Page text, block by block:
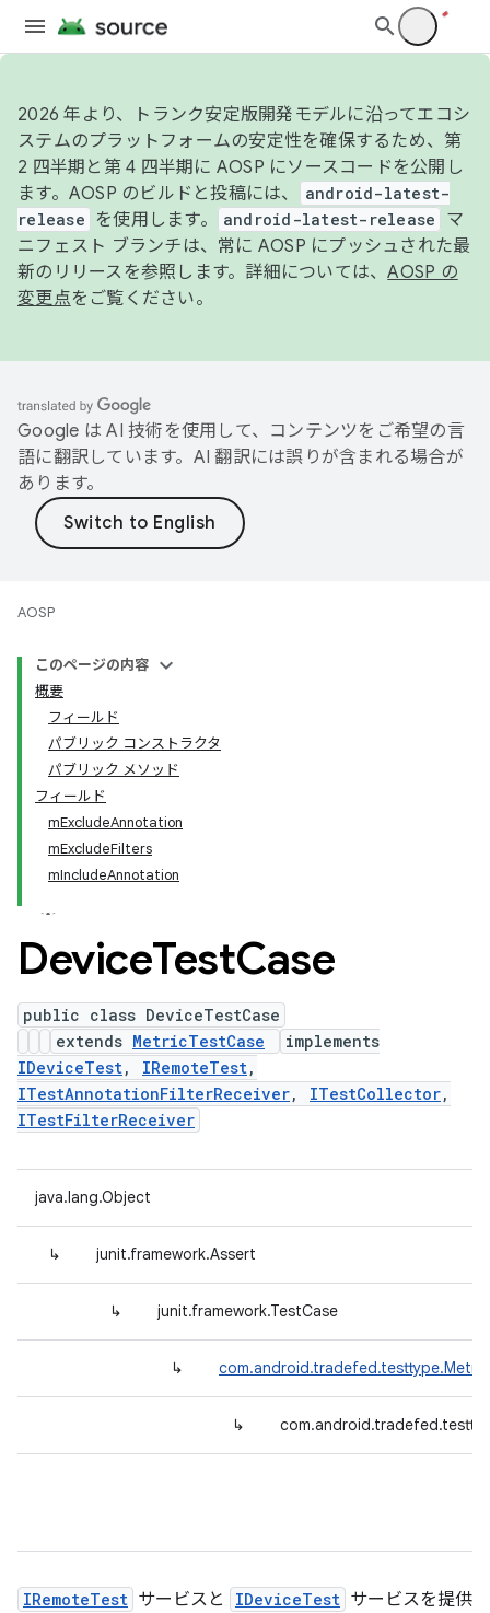
2026 年より、トランク安定版開発モデルに沿ってエコシ
ステムのプラットフォームの安定性を確保するため、第
2 四半期と第 4 四半期に AOSP にソースコードを公開し
ます。AOSP のビルドと投稿には、
android-latest-
release
を使用します。 android-latest-release
マ
ニフェスト ブランチは、常に AOSP にプッシュされた最
新のリリースを参照します。詳細については、AOSP の
変更点をご覧ください。
Google は AI 技術を使用して、コンテンツをご希望の言
語に翻訳しています。AI 翻訳には誤りが含まれる場合が
あります。
AOSP
このページの内容
概要
フィールド
パブリック コンストラクタ
パブリック メソッド
フィールド
mExcludeAnnotation
mExcludeFilters
mIncludeAnnotation
DeviceTestCase
public class DeviceTestCase
extends MetricTestCase
implements
IDeviceTest, IRemoteTest,
ITestAnnotationFilterReceiver, ITestCollector,
ITestFilterReceiver
java.lang.Object
↳ junit.framework.Assert
↳ junit.framework.TestCase
↳
↳
IRemoteTest サービスと IDeviceTest サービスを提供